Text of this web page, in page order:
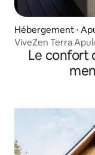
Hébergement ⋅
ViveZen Terra
Le confort